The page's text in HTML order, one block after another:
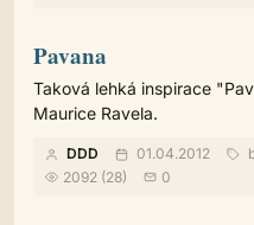
Pavana
Taková lehká inspirace
Maurice Ravela.
DDD 01.04.2012
2092 (28)
0